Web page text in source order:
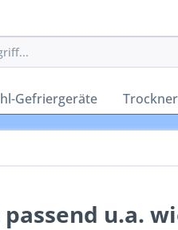
Gefriergeräte Trockner
u.a.